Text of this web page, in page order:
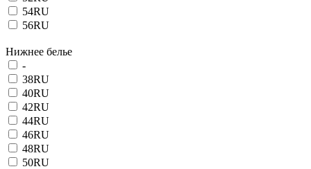
54RU
56RU
Нижнее белье
-
38RU
40RU
42RU
44RU
46RU
48RU
50RU